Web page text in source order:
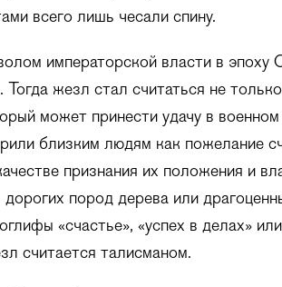
всего лишь чесали спину.
императорской власти в
жезл стал считаться не
может принести удачу в
близким людям как пожелание
признания их положения и
дорогих пород дерева или
«счастье», «успех в делах»
считается талисманом.